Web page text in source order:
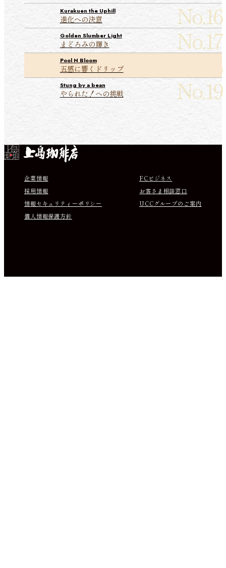
Kurakuen the Uphill
進化への決意
Golden Slumber Light
まどろみの輝き
Pool N Bloom
五感に響くドリップ
Stung by a bean
やられた！への挑戦
企業情報
採用情報
情報セキュリティーポリシー
個人情報保護方針
FCビジネス
お客さま相談窓口
UCCグループのご案内